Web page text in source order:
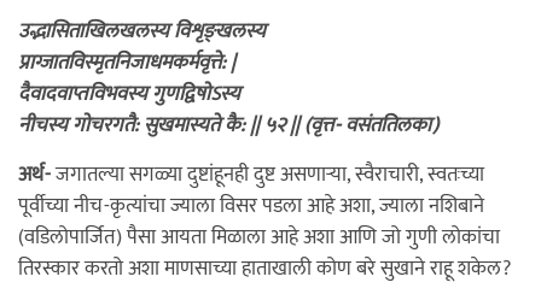
उद्भासिताखिलखलस्य विशृङ्खलस्य
प्राग्जातविस्मृतनिजाधमकर्मवृत्ते: |
दैवादवाप्तविभवस्य गुणद्विषोऽस्य
नीचस्य गोचरगतै: सुखमास्यते कै: || ५२ || (वृत्त- वसंततिलका)
अर्थ-जगातल्या सगळ्या दुष्टांहूनही दुष्ट असणार्‍या, स्वैराचारी, स्वतःच्या
पूर्वीच्या नीच-कृत्यांचा ज्याला विसर पडला आहे अशा, ज्याला नशिबाने
(वडिलोपार्जित) पैसा आयता मिळाला आहे अशा आणि जो गुणी लोकांचा
तिरस्कार करतो अशा माणसाच्या हाताखाली कोण बरे सुखाने राहू शकेल?